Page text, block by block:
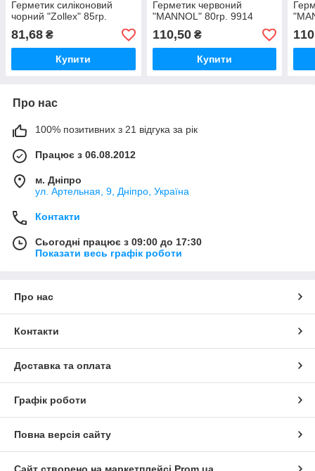
Герметик силіконовий
чорний "Zollex" 85гр.
81,68 ₴
Купити
Герметик червоний
"MANNOL" 80гр. 9914
110,50₴
Купити
Про нас
100% позитивних з 21 відгука за рік
Працює з 06.08.2012
м. Дніпро
ул. Артельная, 9, Дніпро, Україна
Контакти
Сьогодні працює з 09:00 до 17:30
Показати весь графік роботи
Про нас
Контакти
Доставка та оплата
Графік роботи
Повна версія сайту